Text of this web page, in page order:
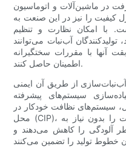
در ماشین‌آلات و اتوماسیون
کیفیت را نیز در این صنعت به
با امکان نظارت و تنظیم
تولیدکنندگان آب‌نبات می‌توانند
آنها با مقررات سختگیرانه
اطمینان حاصل کنند.
از طریق آن ایمنی
سیستم‌های پیشرفته
سیستم‌های نظافت خودکار در
محل (CIP)، امکان نظافت کامل و کارآمد تجهیزات را بدون نیاز به
آلودگی را کاهش می‌دهند و